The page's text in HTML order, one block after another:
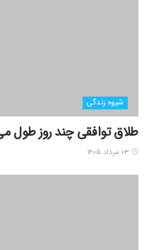
شیوه زندگی
طلاق توافقی چند روز طول